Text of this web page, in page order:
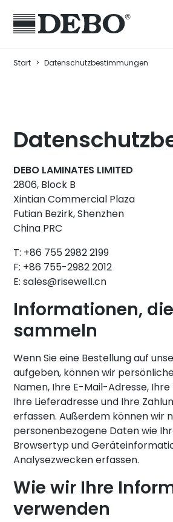
Start > Datenschutzbestimmungen
DEBO LAMINATES LIMITED
2806, Block B
Xintian Commercial Plaza
Futian Bezirk, Shenzhen
China PRC
T: +86 755 2982 2199
F: +86 755-2982 2012
E:sales@risewell.cn
Informationen,
sammeln
Wenn Sie eine Bestellung auf
aufgeben, können wir
Namen, Ihre E-Mail-Adresse,
Ihre Lieferadresse und Ihre
erfassen. Außerdem können wir
personenbezogene Daten wie
Browsertyp und
Analysezwecken erfassen.
Wie wir Ihre
verwenden